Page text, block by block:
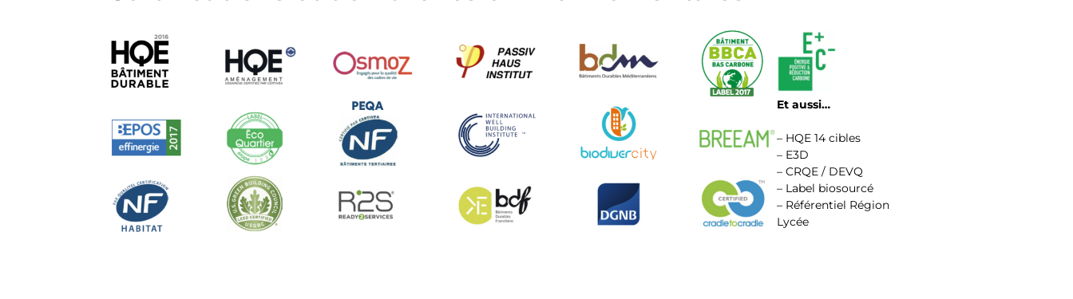
Et aussi…
– HQE 14 cibles
– E3D
– CRQE / DEVQ
– Label biosourcé
– Référentiel Région
Lycée